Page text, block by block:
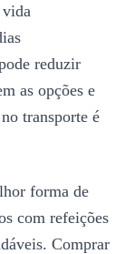
reduzir
as opções e
transporte é
forma de
com refeições
Comprar